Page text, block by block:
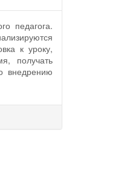
педагога.
к уроку,
получать
внедрению